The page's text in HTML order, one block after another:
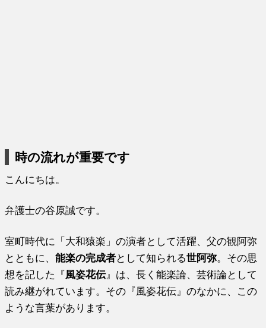
時の流れが重要です
こんにちは。
弁護士の谷原誠です。
室町時代に「大和猿楽」の演者として活躍、父の観阿弥
とともに、能楽の完成者として知られる世阿弥。その思
想を記した『 風姿花伝』は、長く能楽論、芸術論として
読み継がれています。その『風姿花伝』のなかに、この
ような言葉があります。